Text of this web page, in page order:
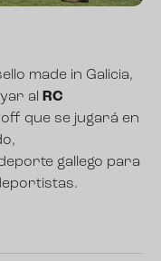
made in Galicia,
al RC
que se jugará en
gallego para